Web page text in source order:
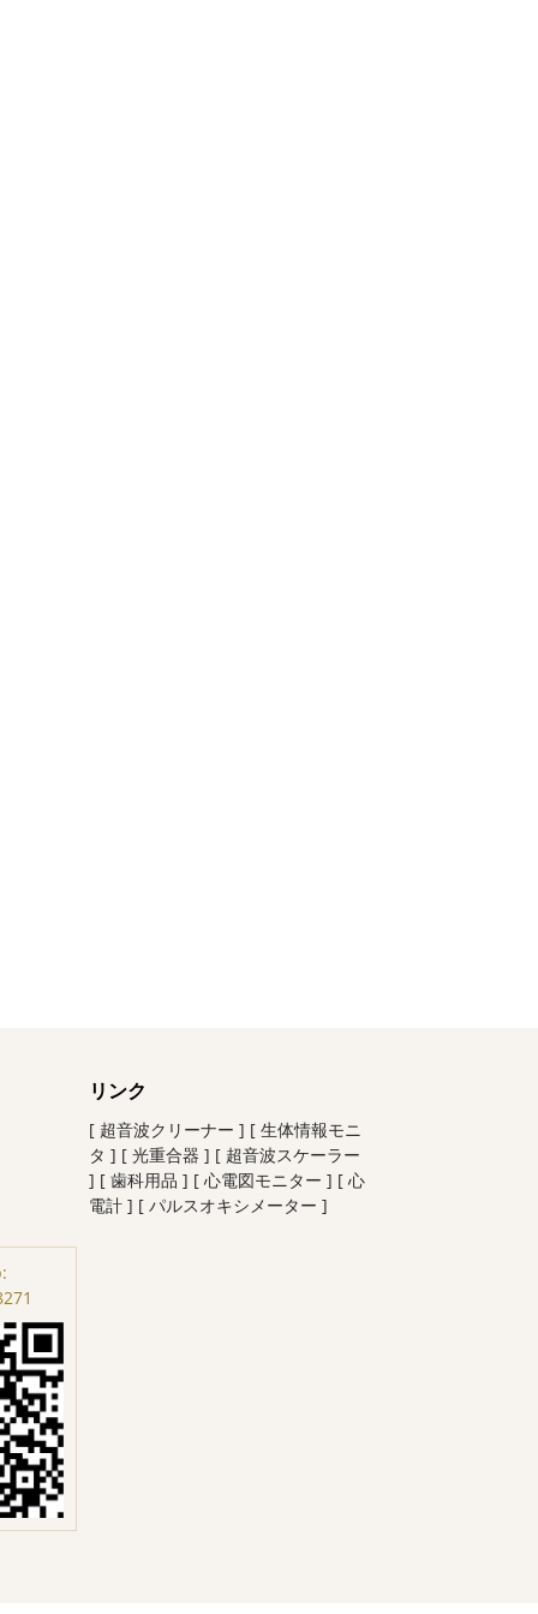
リンク
[ 超音波クリーナー ] [ 生体情報モニ
タ ] [ 光重合器 ] [ 超音波スケーラー
] [ 歯科用品 ] [ 心電図モニター ] [ 心
電計 ] [ パルスオキシメーター ]